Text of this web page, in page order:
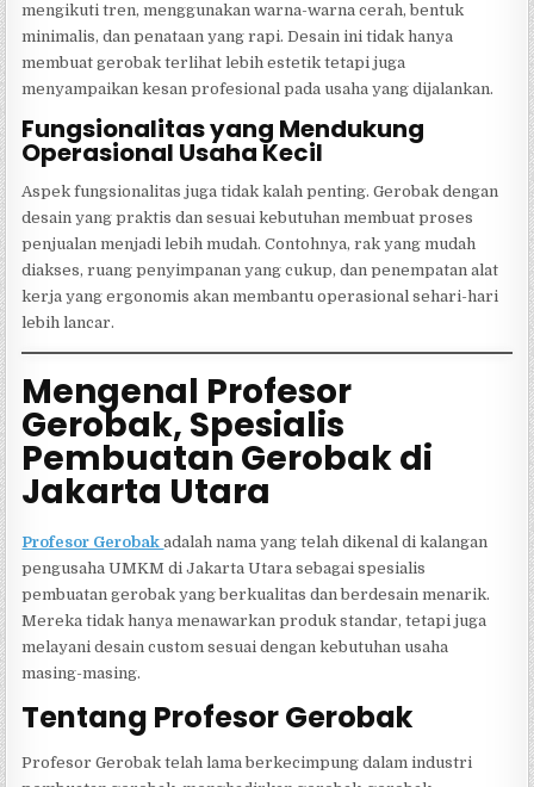
mengikuti tren, menggunakan warna-warna cerah, bentuk
minimalis, dan penataan yang rapi. Desain ini tidak hanya
membuat gerobak terlihat lebih estetik tetapi juga
menyampaikan kesan profesional pada usaha yang dijalankan.
Fungsionalitas yang Mendukung
Operasional Usaha Kecil
Aspek fungsionalitas juga tidak kalah penting. Gerobak dengan
desain yang praktis dan sesuai kebutuhan membuat proses
penjualan menjadi lebih mudah. Contohnya, rak yang mudah
diakses, ruang penyimpanan yang cukup, dan penempatan alat
kerja yang ergonomis akan membantu operasional sehari-hari
lebih lancar.
Mengenal Profesor
Gerobak, Spesialis
Pembuatan Gerobak di
Jakarta Utara
Profesor Gerobakadalah nama yang telah dikenal di kalangan
pengusaha UMKM di Jakarta Utara sebagai spesialis
pembuatan gerobak yang berkualitas dan berdesain menarik.
Mereka tidak hanya menawarkan produk standar, tetapi juga
melayani desain custom sesuai dengan kebutuhan usaha
masing-masing.
Tentang Profesor Gerobak
Profesor Gerobak telah lama berkecimpung dalam industri